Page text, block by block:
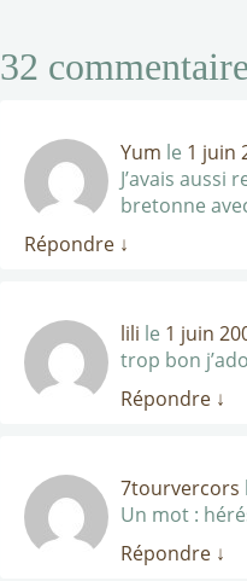
32
Yum le 1 juin
J’avais
bretonne
Répondre ↓
lili le 1 juin
trop bon
Répondre ↓
7tourvercors
Un mot :
Répondre ↓